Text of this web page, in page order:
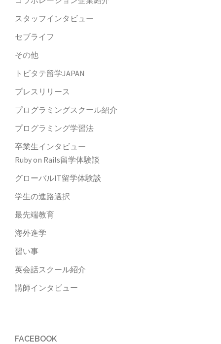
スタッフインタビュー
セブライフ
その他
トビタテ留学JAPAN
プレスリリース
プログラミングスクール紹介
プログラミング学習法
卒業生インタビュー
Ruby on Rails留学体験談
グローバルIT留学体験談
学生の進路選択
最先端教育
海外進学
習い事
英会話スクール紹介
講師インタビュー
FACEBOOK